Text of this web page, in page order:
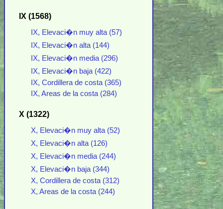
IX (1568)
IX, Elevaci�n muy alta (57)
IX, Elevaci�n alta (144)
IX, Elevaci�n media (296)
IX, Elevaci�n baja (422)
IX, Cordillera de costa (365)
IX, Areas de la costa (284)
X (1322)
X, Elevaci�n muy alta (52)
X, Elevaci�n alta (126)
X, Elevaci�n media (244)
X, Elevaci�n baja (344)
X, Cordillera de costa (312)
X, Areas de la costa (244)